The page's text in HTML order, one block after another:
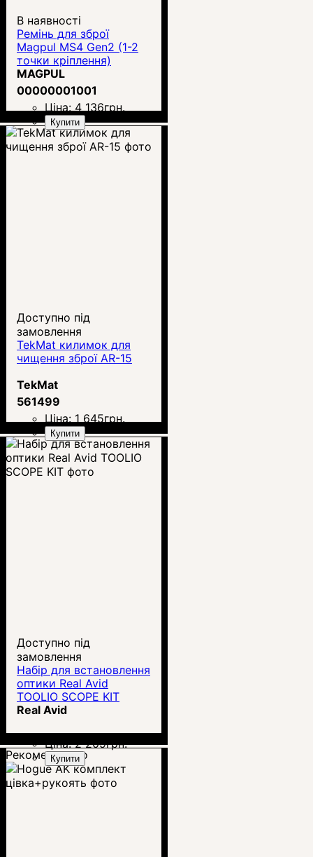
В наявності
Ремінь для зброї
Magpul MS4 Gen2 (1-2
точки кріплення)
MAGPUL
00000001001
Ціна: 4 136грн.
Купити
Доступно під
замовлення
TekMat килимок для
чищення зброї AR-15
TekMat
561499
Ціна: 1 645грн.
Купити
Доступно під
замовлення
Набір для встановлення
оптики Real Avid
TOOLIO SCOPE KIT
Real Avid
Ціна:2 209грн.
Купити
Рекомендуємо